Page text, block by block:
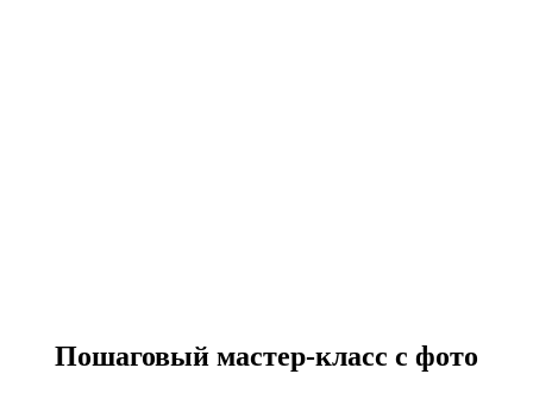
Пошаговый мастер-класс с фото